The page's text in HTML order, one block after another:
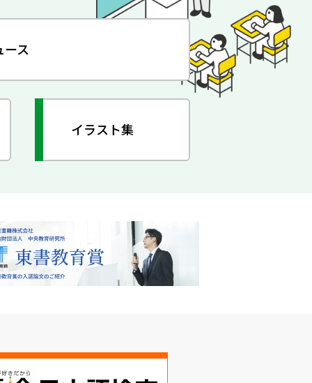
ース
イラスト集